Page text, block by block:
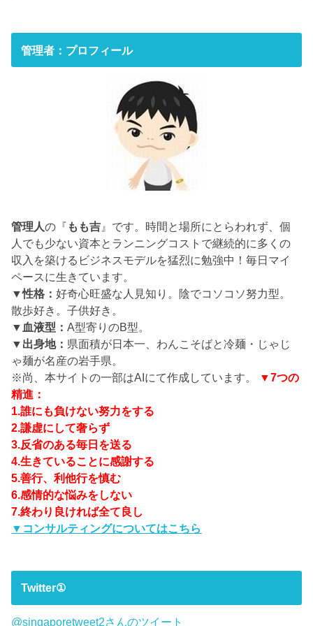
管理者：プロフィール
管理人の『 もも吉 』です。時間と場所にとらわれず、個
人でも少ない資本とランニングコストで継続的に多くの
収入を築けるビジネスモデルを猛烈に勉強中！毎日マイ
ペースに生きています。
▼性格：好奇心旺盛な人見知り。陰でコソコソ努力型。
散歩好き。子供好き。
▼血液型： A型寄りのB型。
▼出身地： 県面積が日本一、わんこそばと冷麺・じゃじ
ゃ麺が名産の岩手県。
※尚、本サイトの一部はAIにて作成しています。
▼7つの
精進：
1.誰にも負けない努力をする
2.謙虚にして奢らず
3.反省のある毎日を送る
4.生きていることに感謝する
5.善行、利他行を慎む
6.感情的な悩みをしない
7.終わり良ければ全て良し
▼コンサルティングについてはこちら
Twitter①
@singaporetweet2さんのツイート